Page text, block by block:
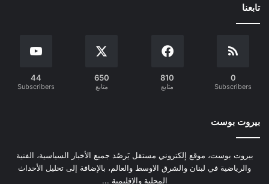
تابعنا
0
Subscribers
810
متابع
650
متابع
44
Subscribers
بيروت بوست
بيروت بوست، موقع إلكتروني مستقل يَرصُد جميع الأخبار السياسية، الفنية
والرياضية في لبنان والشرق الاوسط والعالم، بالإضافة إلى تحليل الأحداث
المحلية والإقليمية ...